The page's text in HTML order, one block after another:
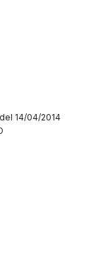
14/04/2014